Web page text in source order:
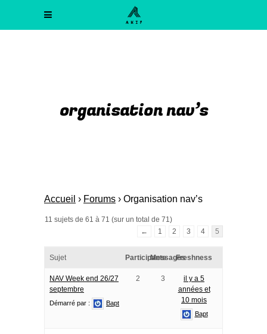
organisation nav’s
Accueil › Forums › Organisation nav’s
11 sujets de 61 à 71 (sur un total de 71)
←
1 2 3 4 5
Sujet ParticipantsMessagesFreshness
NAV Week end 26/27
septembre
Démarré par : Bapt
2 3
il y a 5
années et
10 mois
Bapt